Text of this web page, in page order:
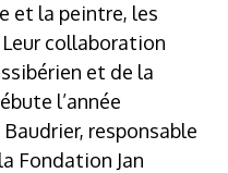
et la peintre, les
collaboration
et de la
l’année
responsable
Fondation Jan